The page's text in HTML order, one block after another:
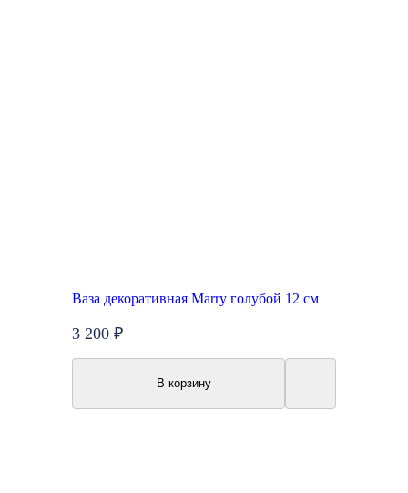
Ваза декоративная Marry голубой 12 см
3 200 ₽
В корзину